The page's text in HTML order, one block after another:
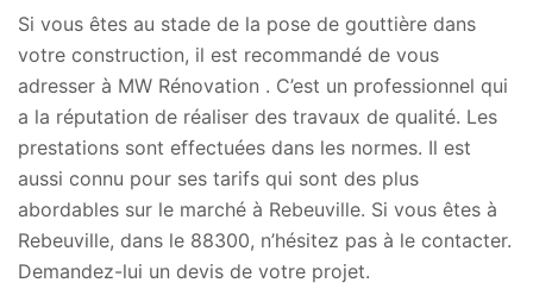
Si vous êtes au stade de la pose de gouttière dans
votre construction, il est recommandé de vous
adresser à MW Rénovation . C’est un professionnel qui
a la réputation de réaliser des travaux de qualité. Les
prestations sont effectuées dans les normes. Il est
aussi connu pour ses tarifs qui sont des plus
abordables sur le marché à Rebeuville. Si vous êtes à
Rebeuville, dans le 88300, n’hésitez pas à le contacter.
Demandez-lui un devis de votre projet.